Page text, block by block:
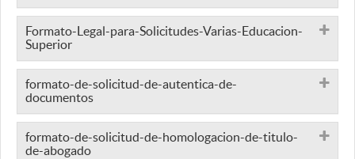
Formato-Legal-para-Solicitudes-Varias-Educacion-
Superior
formato-de-solicitud-de-autentica-de-
documentos
formato-de-solicitud-de-homologacion-de-titulo-
de-abogado